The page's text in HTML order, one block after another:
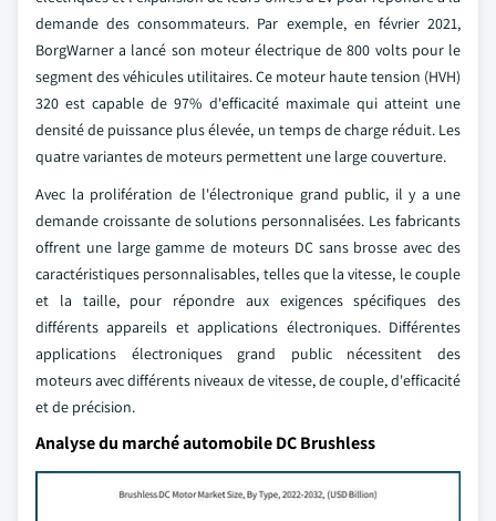
demande des consommateurs. Par exemple, en février 2021,
BorgWarner a lancé son moteur électrique de 800 volts pour le
segment des véhicules utilitaires. Ce moteur haute tension (HVH)
320 est capable de 97% d'efficacité maximale qui atteint une
densité de puissance plus élevée, un temps de charge réduit. Les
quatre variantes de moteurs permettent une large couverture.
Avec la prolifération de l'électronique grand public, il y a une
demande croissante de solutions personnalisées. Les fabricants
offrent une large gamme de moteurs DC sans brosse avec des
caractéristiques personnalisables, telles que la vitesse, le couple
et la taille, pour répondre aux exigences spécifiques des
différents appareils et applications électroniques. Différentes
applications électroniques grand public nécessitent des
moteurs avec différents niveaux de vitesse, de couple, d'efficacité
et de précision.
Analyse du marché automobile DC Brushless